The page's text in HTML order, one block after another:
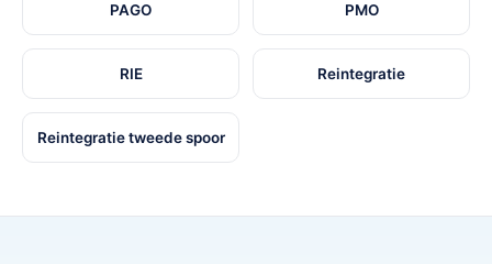
PAGO PMO
RIE Reintegratie
Reintegratie tweede spoor